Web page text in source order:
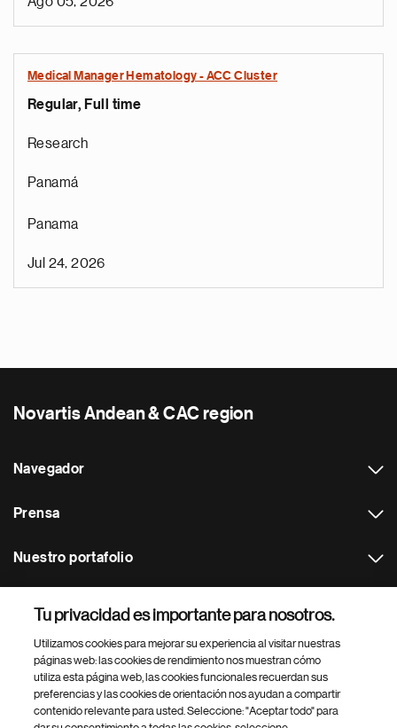
Medical Manager Hematology - ACC Cluster
Regular, Full time
Research
Panamá
Panama
Jul 24, 2026
Novartis Andean & CAC region
Navegador
Prensa
Nuestro portafolio
Footer Site Search
Tu privacidad es importante para nosotros.
Utilizamos cookies para mejorar su experiencia al visitar nuestras
páginas web: las cookies de rendimiento nos muestran cómo
utiliza esta página web, las cookies funcionales recuerdan sus
preferencias y las cookies de orientación nos ayudan a compartir
contenido relevante para usted. Seleccione: "Aceptar todo" para